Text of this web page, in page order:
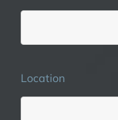
Location